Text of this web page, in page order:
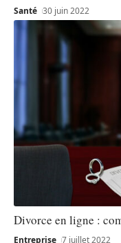
Santé 30 juin 2022
Divorce en ligne :
Entreprise 7 juillet 2022